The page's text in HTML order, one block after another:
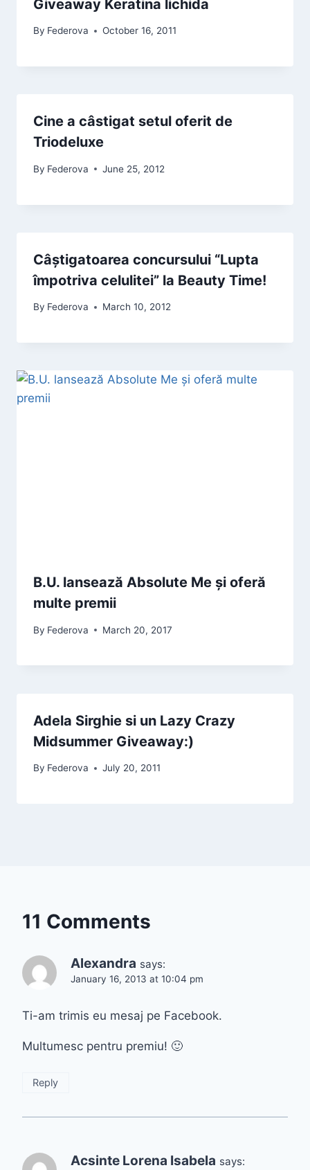
Giveaway Keratina lichida
By Federova October 16, 2011
Cine a câstigat setul oferit de
Triodeluxe
By Federova June 25, 2012
Câștigatoarea concursului “Lupta
împotriva celulitei” la Beauty Time!
By Federova March 10, 2012
B.U. lansează Absolute Me și oferă
multe premii
By Federova March 20, 2017
Adela Sirghie si un Lazy Crazy
Midsummer Giveaway:)
By Federova July 20, 2011
11 Comments
Alexandra says:
January 16, 2013 at 10:04 pm
Ti-am trimis eu mesaj pe Facebook.
Multumesc pentru premiu! 🙂
Reply
Acsinte Lorena Isabela says: